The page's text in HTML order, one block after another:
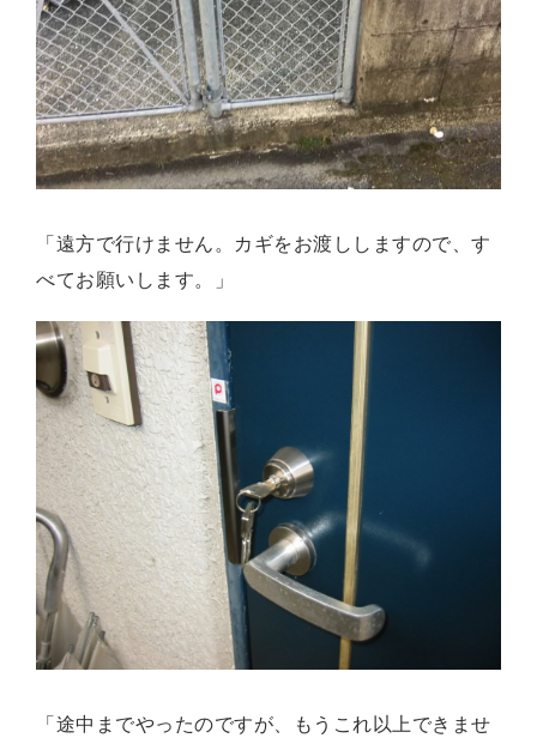
「遠方で行けません。カギをお渡ししますので、す
べてお願いします。」
「途中までやったのですが、もうこれ以上できませ